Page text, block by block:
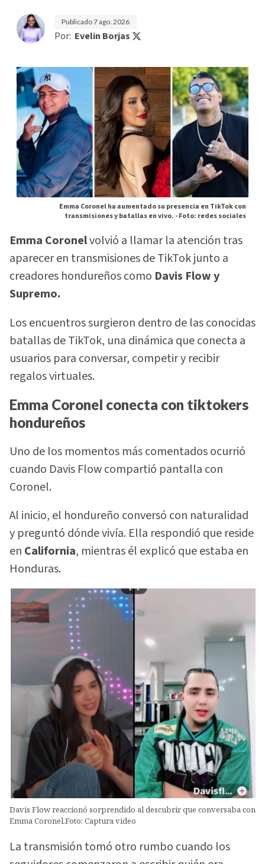
Publicado7 ago. 2026
Por: Evelin Borjas
Emma Coronel ha aumentado su presencia en TikTok con
transmisiones y batallas en vivo. -Foto: redes sociales
Emma Coronelvolvió a llamar la atención tras
aparecer en transmisiones de TikTok junto a
creadores hondureños como Davis Flow y
Supremo.
Los encuentros surgieron dentro de las conocidas
batallas de TikTok, una dinámica que conecta a
usuarios para conversar, competir y recibir
regalos virtuales.
Emma Coronel conecta con tiktokers
hondureños
Uno de los momentos más comentados ocurrió
cuando Davis Flow compartió pantalla con
Coronel.
Al inicio, el hondureño conversó con naturalidad
y preguntó dónde vivía. Ella respondió que reside
en California, mientras él explicó que estaba en
Honduras.
Davis Flow reaccionó sorprendido al descubrir que conversaba con
Emma Coronel.Foto: Captura video
La transmisión tomó otro rumbo cuando los